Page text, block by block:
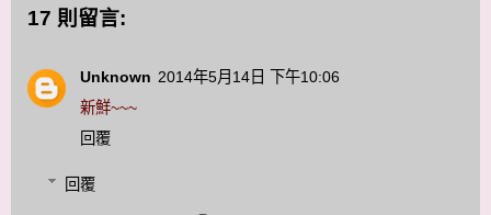
17 則留言:
Unknown 2014年5月14日 下午10:06
新鮮~~~
回覆
回覆